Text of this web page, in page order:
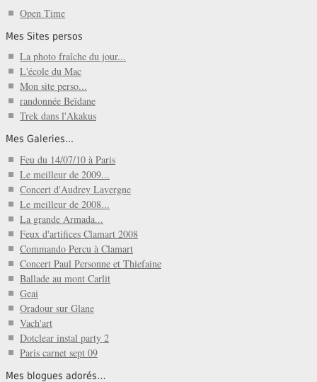
Open Time
Mes Sites persos
La photo fraîche du jour...
L'école du Mac
Mon site perso...
randonnée Beïdane
Trek dans l'Akakus
Mes Galeries...
Feu du 14/07/10 à Paris
Le meilleur de 2009...
Concert d'Audrey Lavergne
Le meilleur de 2008...
La grande Armada...
Feux d'artifices Clamart 2008
Commando Percu à Clamart
Concert Paul Personne et Thiefaine
Ballade au mont Carlit
Geai
Oradour sur Glane
Vach'art
Dotclear instal party 2
Paris carnet sept 09
Mes blogues adorés…